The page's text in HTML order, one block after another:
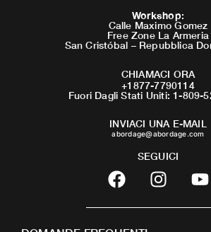
Workshop:
Calle Maximo Gomez
Free Zone La Armeria
San Cristóbal – Repubblica
CHIAMACI ORA
+1877-7790114
Fuori Dagli Stati Uniti: 1-809-
INVIACI UNA E-MAIL
abordage@abordage.com
SEGUICI
F
a
c
I
n
s
Y
o
u